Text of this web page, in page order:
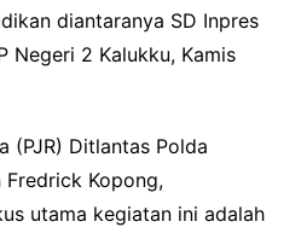
diantaranya SD Inpres
Negeri 2 Kalukku, Kamis
(PJR) Ditlantas Polda
Fredrick Kopong,
utama kegiatan ini adalah